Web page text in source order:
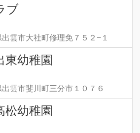
ブ
雲市大社町修理免７５２−１
東幼稚園
雲市斐川町三分市１０７６
松幼稚園